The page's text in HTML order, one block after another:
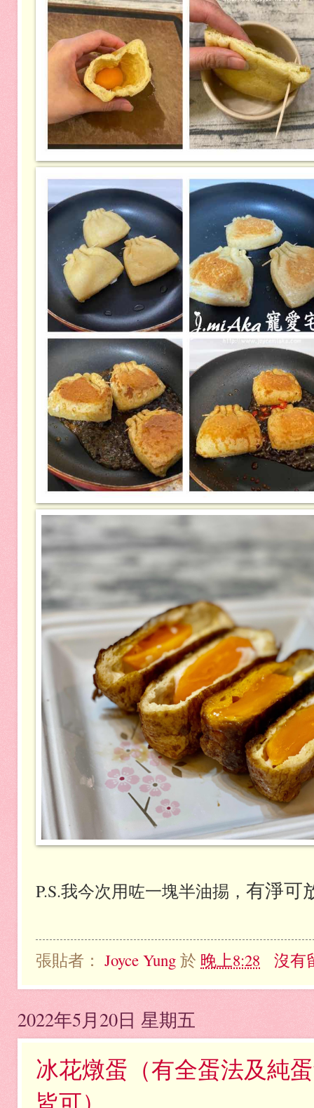
P.S.我今次用咗一塊半油掦， 有淨可
張貼者： Joyce Yung 於 晚上8:28 沒有
2022年5月20日 星期五
冰花燉蛋（有全蛋法及純
皆可）